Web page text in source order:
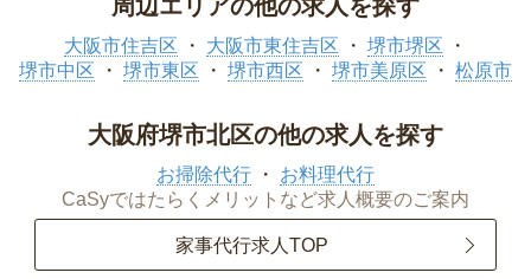
周辺エリアの他の求人を探す
大阪市住吉区 大阪市東住吉区
堺市堺区
堺市中区
堺市東区 堺市西区 堺市美原区 松原市
大阪府堺市北区の他の求人を探す
お掃除代行
お料理代行
CaSyではたらくメリットなど求人概要のご案内
家事代行求人TOP